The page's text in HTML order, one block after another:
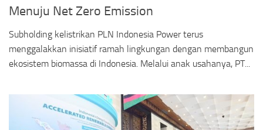
Menuju Net Zero Emission
Subholding kelistrikan PLN Indonesia Power terus
menggalakkan inisiatif ramah lingkungan dengan membangun
ekosistem biomassa di Indonesia. Melalui anak usahanya, PT...